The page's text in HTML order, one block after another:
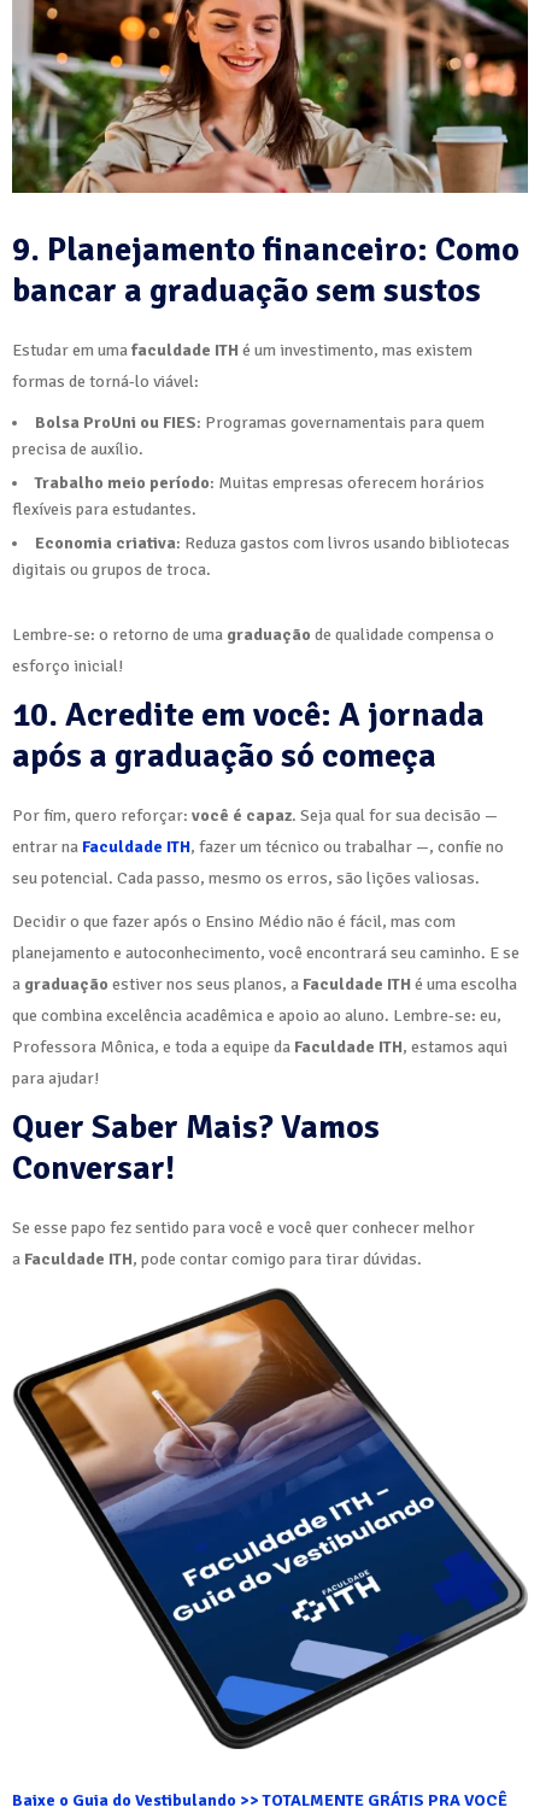
9. Planejamento financeiro: Como
bancar a graduação sem sustos
Estudar em umafaculdade ITH é um investimento, mas existem
formas de torná-lo viável:
Bolsa ProUni ou FIES: Programas governamentais para quem
precisa de auxílio.
Trabalho meio período: Muitas empresas oferecem horários
flexíveis para estudantes.
Economia criativa: Reduza gastos com livros usando bibliotecas
digitais ou grupos de troca.
Lembre-se: o retorno de uma graduação de qualidade compensa o
esforço inicial!
10. Acredite em você: A jornada
após a graduação só começa
Por fim, quero reforçar: você é capaz. Seja qual for sua decisão —
entrar na Faculdade ITH, fazer um técnico ou trabalhar —, confie no
seu potencial. Cada passo, mesmo os erros, são lições valiosas.
Decidir o que fazer após o Ensino Médio não é fácil, mas com
planejamento e autoconhecimento, você encontrará seu caminho. E se
a graduação estiver nos seus planos, a Faculdade ITH é uma escolha
que combina excelência acadêmica e apoio ao aluno. Lembre-se: eu,
Professora Mônica, e toda a equipe da Faculdade ITH, estamos aqui
para ajudar!
Quer Saber Mais? Vamos
Conversar!
Se esse papo fez sentido para você e você quer conhecer melhor
a Faculdade ITH, pode contar comigo para tirar dúvidas.
Baixe o Guia do Vestibulando >> TOTALMENTE GRÁTIS PRA VOCÊ